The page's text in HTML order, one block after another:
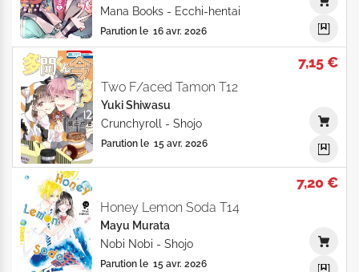
Mana Books - Ecchi-hentai
Parution le 16 avr. 2026
7,15 €
Two F/aced Tamon T12
Yuki Shiwasu
Crunchyroll
- Shojo
Parution le 15 avr. 2026
7,20 €
Honey Lemon Soda T14
Mayu Murata
Nobi Nobi - Shojo
Parution le 15 avr. 2026